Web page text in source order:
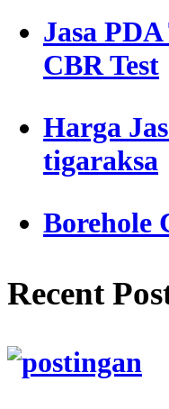
Jasa
CBR Test
Harga
tigaraksa
Borehole
Recent